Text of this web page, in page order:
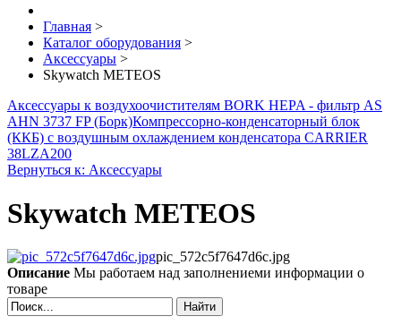
Главная >
Каталог оборудования >
Аксессуары >
Skywatch METEOS
Аксессуары к воздухоочистителям BORK HEPA - фильтр AS
AHN 3737 FP (Борк)Компрессорно-конденсаторный блок
(ККБ) с воздушным охлаждением конденсатора CARRIER
38LZA200
Вернуться к: Аксессуары
Skywatch METEOS
pic_572c5f7647d6c.jpg
Описание Мы работаем над заполнениеми информации о
товаре
Найти